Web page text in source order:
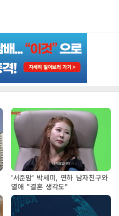
'서준맘' 박세미, 연하 남자친구와
열애 "결혼 생각도"